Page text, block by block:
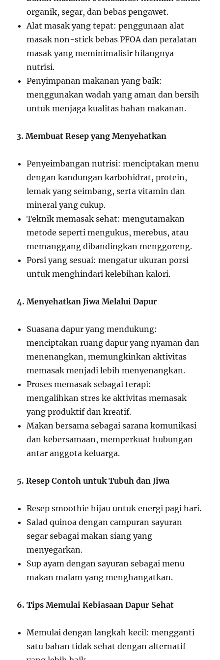
organik, segar, dan bebas pengawet.
Alat masak yang tepat: penggunaan alat
masak non-stick bebas PFOA dan peralatan
masak yang meminimalisir hilangnya
nutrisi.
Penyimpanan makanan yang baik:
menggunakan wadah yang aman dan bersih
untuk menjaga kualitas bahan makanan.
3. Membuat Resep yang Menyehatkan
Penyeimbangan nutrisi: menciptakan menu
dengan kandungan karbohidrat, protein,
lemak yang seimbang, serta vitamin dan
mineral yang cukup.
Teknik memasak sehat: mengutamakan
metode seperti mengukus, merebus, atau
memanggang dibandingkan menggoreng.
Porsi yang sesuai: mengatur ukuran porsi
untuk menghindari kelebihan kalori.
4. Menyehatkan Jiwa Melalui Dapur
Suasana dapur yang mendukung:
menciptakan ruang dapur yang nyaman dan
menenangkan, memungkinkan aktivitas
memasak menjadi lebih menyenangkan.
Proses memasak sebagai terapi:
mengalihkan stres ke aktivitas memasak
yang produktif dan kreatif.
Makan bersama sebagai sarana komunikasi
dan kebersamaan, memperkuat hubungan
antar anggota keluarga.
5. Resep Contoh untuk Tubuh dan Jiwa
Resep smoothie hijau untuk energi pagi hari.
Salad quinoa dengan campuran sayuran
segar sebagai makan siang yang
menyegarkan.
Sup ayam dengan sayuran sebagai menu
makan malam yang menghangatkan.
6. Tips Memulai Kebiasaan Dapur Sehat
Memulai dengan langkah kecil: mengganti
satu bahan tidak sehat dengan alternatif